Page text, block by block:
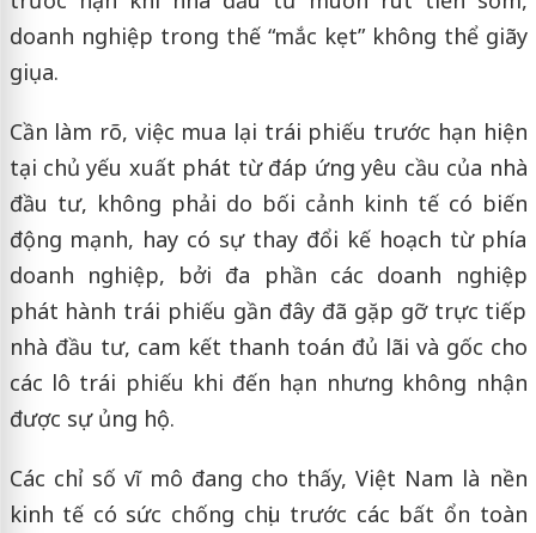
doanh nghiệp trong thế “mắc kẹt” không thể giãy
giụa.
Cần làm rõ, việc mua lại trái phiếu trước hạn hiện
tại chủ yếu xuất phát từ đáp ứng yêu cầu của nhà
đầu tư, không phải do bối cảnh kinh tế có biến
động mạnh, hay có sự thay đổi kế hoạch từ phía
doanh nghiệp, bởi đa phần các doanh nghiệp
phát hành trái phiếu gần đây đã gặp gỡ trực tiếp
nhà đầu tư, cam kết thanh toán đủ lãi và gốc cho
các lô trái phiếu khi đến hạn nhưng không nhận
được sự ủng hộ.
Các chỉ số vĩ mô đang cho thấy, Việt Nam là nền
kinh tế có sức chống chịu trước các bất ổn toàn